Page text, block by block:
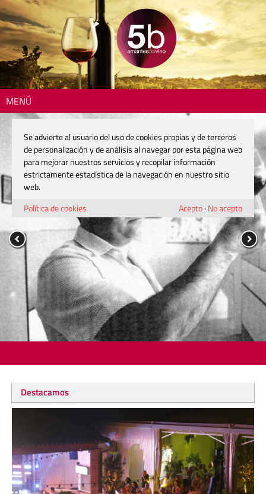
MENÚ
Destacamos
Se advierte al usuario del uso de cookies propias y de terceros
de personalización y de análisis al navegar por esta página web
para mejorar nuestros servicios y recopilar información
estrictamente estadística de la navegación en nuestro sitio
web.
Política de cookies
Acepto· No acepto